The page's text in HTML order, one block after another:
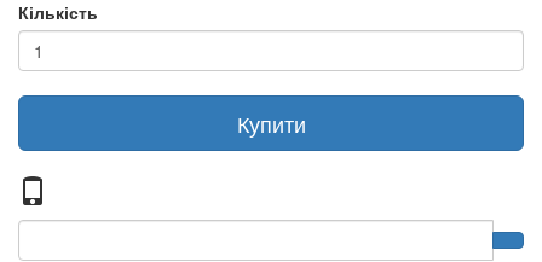
Кількість
Купити